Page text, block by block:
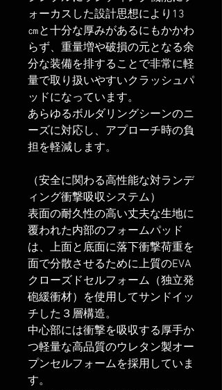
ォーカスした設計思想により13
㎝と十分な厚みがあるにもかかわ
らず、重量増や破損の元となる余
分な装備を排することで非常に軽
量で取り扱いやすいクラッシュパ
ッドになっています。
あらゆるボルダリングシーンのニ
ーズに対応し、アプローチ時の負
担を軽減します。
（安全に関わる高性能な対ランデ
ィング衝撃吸収システム）
表面の耐久性の高い丈夫な生地に
覆われた内部のフォームパッド
は、上面と底面に落下衝撃荷重を
面で分散させるために上質のEVA
クローズドセルフォーム（独立発
砲緩衝材）を使用してサンドイッ
チした３層構造。
中心部には衝撃を吸収する厚手か
つ軽量な高品質のウレタン製オー
プンセルフォームを採用していま
す。